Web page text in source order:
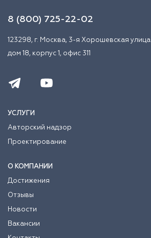
8 (800) 725-22-02
123298, г. Москва, 3-я Хорошевская улица
дом 18, корпус 1, офис 311
УСЛУГИ
Авторский надзор
Проектирование
О КОМПАНИИ
Достижения
Отзывы
Новости
Вакансии